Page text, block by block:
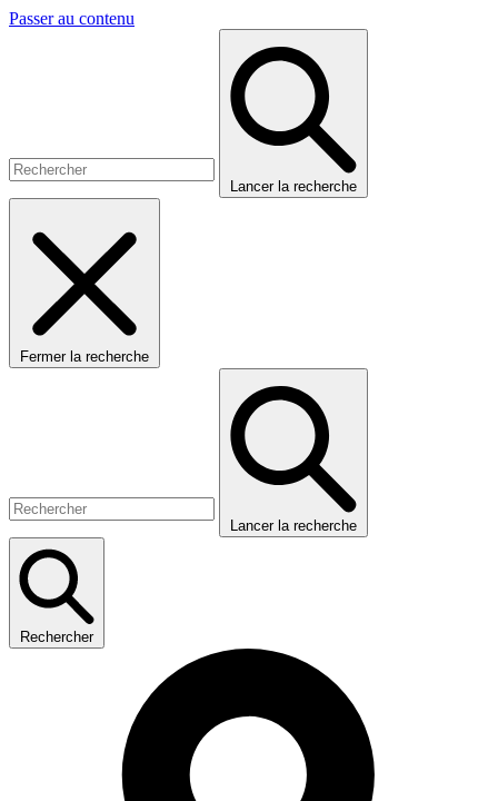
Passer au contenu
Lancer la recherche
Fermer la recherche
Lancer la recherche
Rechercher